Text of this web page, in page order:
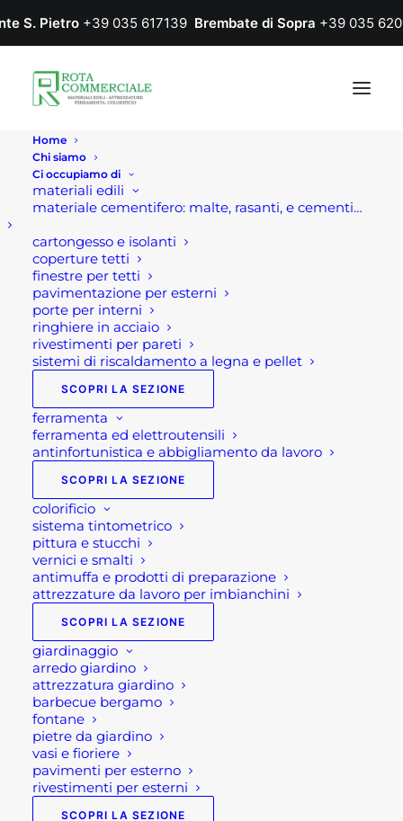
S. Pietro +39 035 617139 Brembate di Sopra +39 035
Home
Chi siamo
Ci occupiamo di
materiali edili
materiale cementifero: malte, rasanti, e cementi…
cartongesso e isolanti
coperture tetti
finestre per tetti
pavimentazione per esterni
porte per interni
ringhiere in acciaio
rivestimenti per pareti
sistemi di riscaldamento a legna e pellet
SCOPRI LA SEZIONE
ferramenta
ferramenta ed elettroutensili
antinfortunistica e abbigliamento da lavoro
SCOPRI LA SEZIONE
colorificio
sistema tintometrico
pittura e stucchi
vernici e smalti
antimuffa e prodotti di preparazione
attrezzature da lavoro per imbianchini
SCOPRI LA SEZIONE
giardinaggio
arredo giardino
attrezzatura giardino
barbecue bergamo
fontane
pietre da giardino
vasi e fioriere
pavimenti per esterno
rivestimenti per esterni
SCOPRI LA SEZIONE
pergola Bergamo